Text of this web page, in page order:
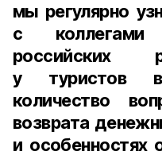
мы регулярно
с коллегами
российских
у туристов
количество
возврата
и особенностях